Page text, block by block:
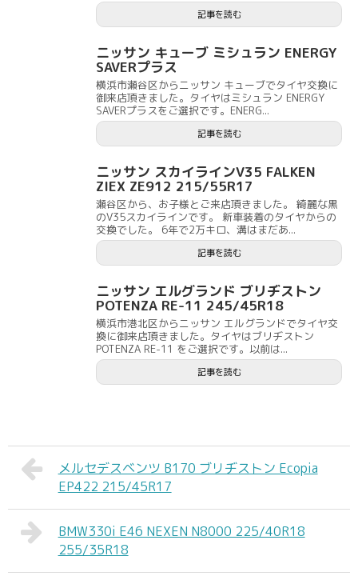
記事を読む
ニッサン キューブ ミシュラン ENERGY
SAVERプラス
横浜市瀬谷区からニッサン キューブでタイヤ交換に
御来店頂きました。タイヤはミシュラン ENERGY
SAVERプラスをご選択です。ENERG...
記事を読む
ニッサン スカイラインV35 FALKEN
ZIEX ZE912 215/55R17
瀬谷区から、お子様とご来店頂きました。 綺麗な黒
のV35スカイラインです。 新車装着のタイヤからの
交換でした。 6年で2万キロ、溝はまだあ...
記事を読む
ニッサン エルグランド ブリヂストン
POTENZA RE-11 245/45R18
横浜市港北区からニッサン エルグランドでタイヤ交
換に御来店頂きました。タイヤはブリヂストン
POTENZA RE-11 をご選択です。以前は...
記事を読む
メルセデスベンツ B170 ブリヂストン Ecopia
EP422 215/45R17
BMW330i E46 NEXEN N8000 225/40R18
255/35R18